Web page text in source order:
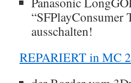
ausschalten!
REPARIERT in MC